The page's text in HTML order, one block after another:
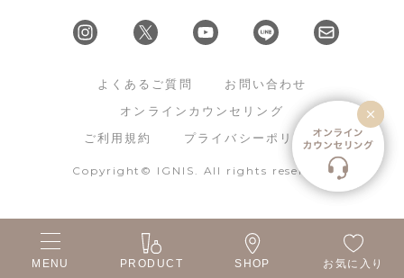
MENU PRODUCT SHOP お気に入り
よくあるご質問 お問い合わせ
オンラインカウンセリング
ご利用規約 プライバシーポリシー
Copyright© IGNIS. All rights reserved.